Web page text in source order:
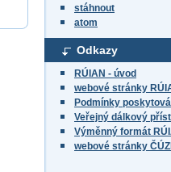
stáhnout
atom
Odkazy
RÚIAN - úvod
webové stránky
Podmínky
Veřejný dálkový
Výměnný formát
webové stránky